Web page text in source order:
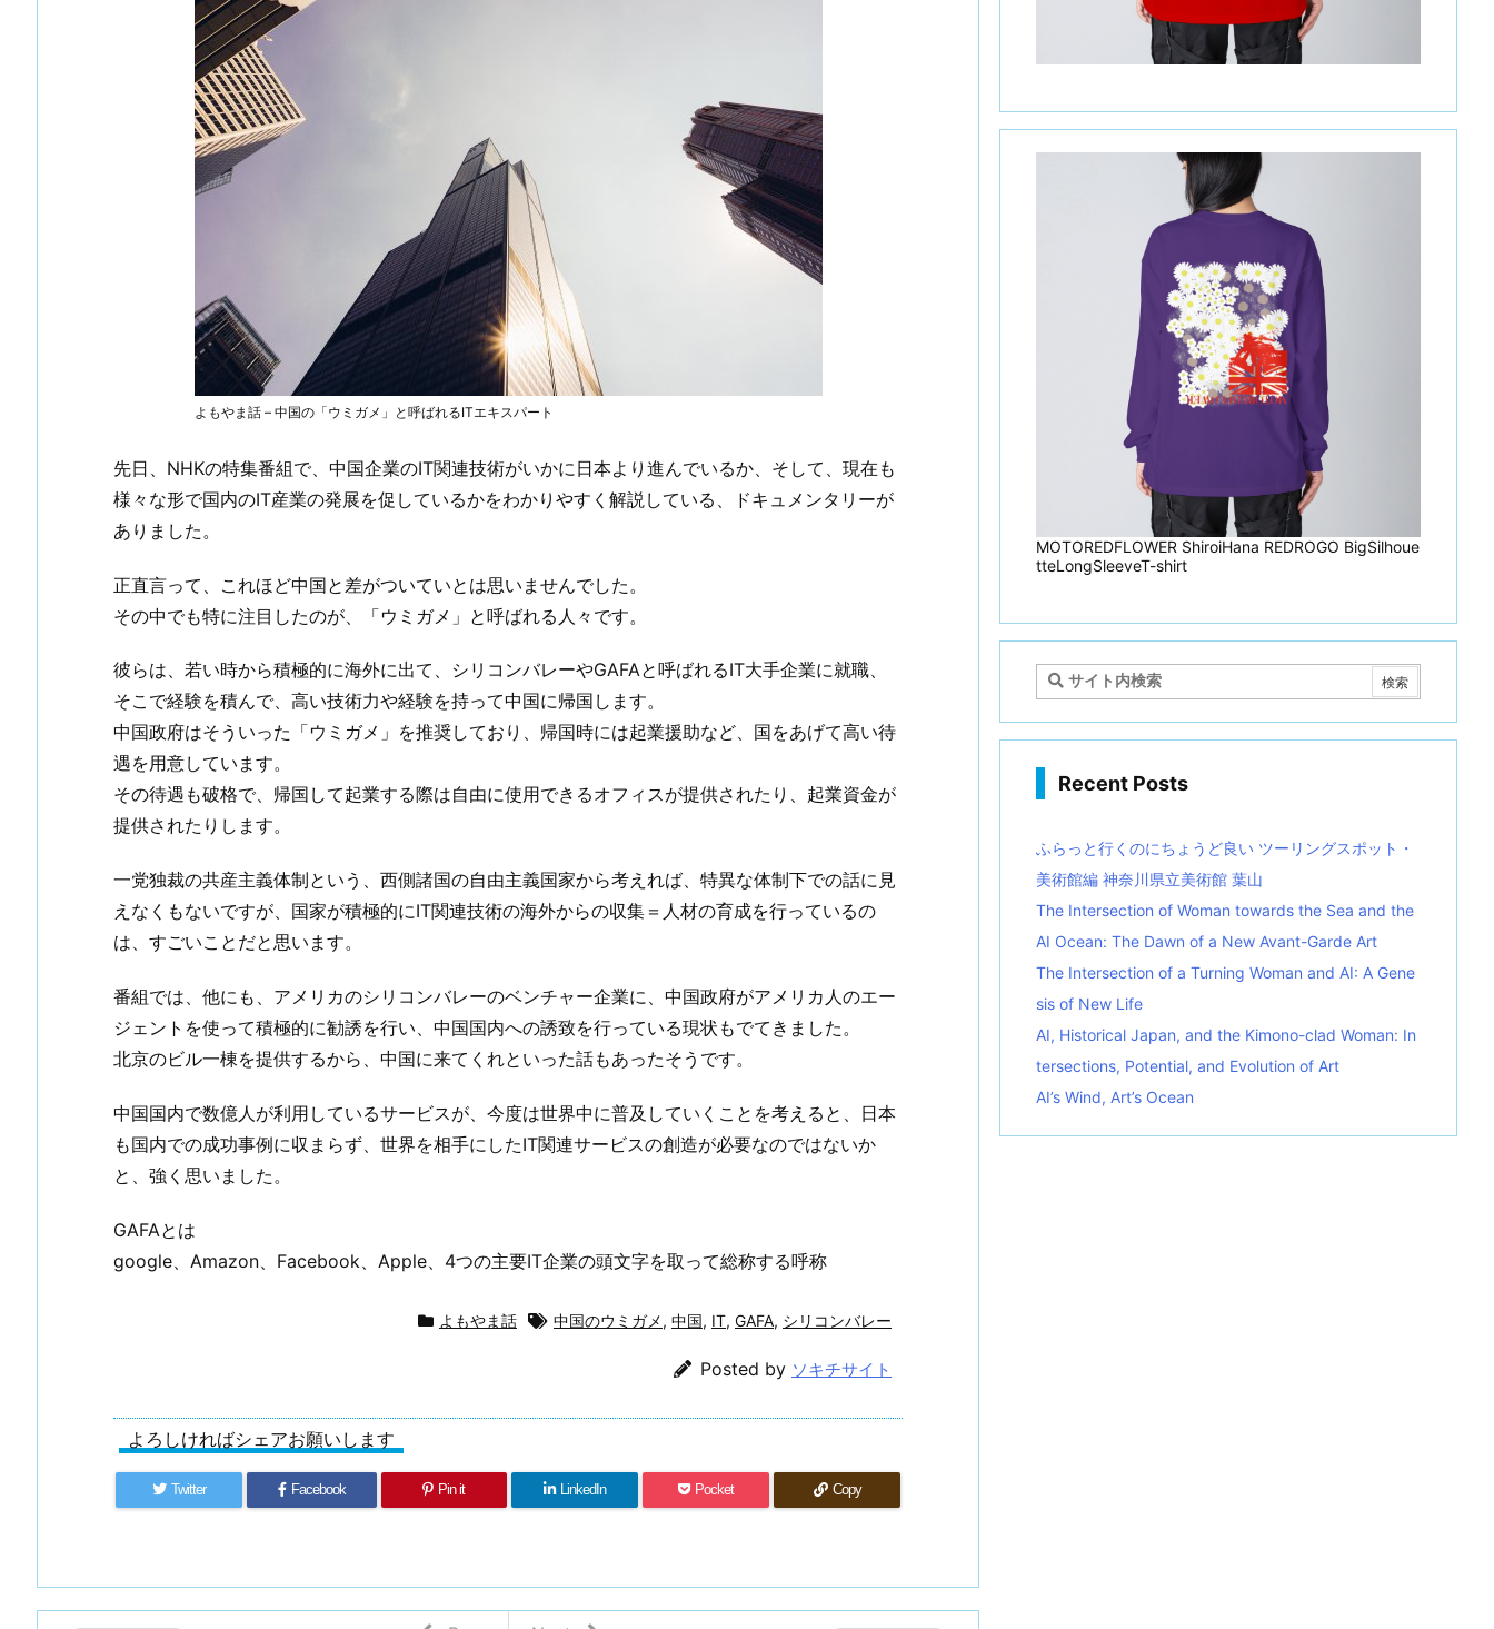
よもやま話 – 中国の「ウミガメ」と呼ばれるITエキスパート
先日、NHKの特集番組で、中国企業のIT関連技術がいかに日本より進んでいるか、そして、現在も
様々な形で国内のIT産業の発展を促しているかをわかりやすく解説している、ドキュメンタリーが
ありました。
正直言って、これほど中国と差がついていとは思いませんでした。
その中でも特に注目したのが、「ウミガメ」と呼ばれる人々です。
彼らは、若い時から積極的に海外に出て、シリコンバレーやGAFAと呼ばれるIT大手企業に就職、
そこで経験を積んで、高い技術力や経験を持って中国に帰国します。
中国政府はそういった「ウミガメ」を推奨しており、帰国時には起業援助など、国をあげて高い待
遇を用意しています。
その待遇も破格で、帰国して起業する際は自由に使用できるオフィスが提供されたり、起業資金が
提供されたりします。
一党独裁の共産主義体制という、西側諸国の自由主義国家から考えれば、特異な体制下での話に見
えなくもないですが、国家が積極的にIT関連技術の海外からの収集＝人材の育成を行っているの
は、すごいことだと思います。
番組では、他にも、アメリカのシリコンバレーのベンチャー企業に、中国政府がアメリカ人のエー
ジェントを使って積極的に勧誘を行い、中国国内への誘致を行っている現状もでてきました。
北京のビル一棟を提供するから、中国に来てくれといった話もあったそうです。
中国国内で数億人が利用しているサービスが、今度は世界中に普及していくことを考えると、日本
も国内での成功事例に収まらず、世界を相手にしたIT関連サービスの創造が必要なのではないか
と、強く思いました。
GAFAとは
google、Amazon、Facebook、Apple、4つの主要IT企業の頭文字を取って総称する呼称
よもやま話 中国のウミガメ, 中国, IT, GAFA, シリコンバレー
Posted by ソキチサイト
よろしければシェアお願いします
Twitter Facebook Pin it LinkedIn Pocket Copy
MOTOREDFLOWER ShiroiHana REDROGO BigSilhoue
tteLongSleeveT-shirt
Recent Posts
ふらっと行くのにちょうど良い ツーリングスポット・
美術館編 神奈川県立美術館 葉山
The Intersection of Woman towards the Sea and the
AI Ocean: The Dawn of a New Avant-Garde Art
The Intersection of a Turning Woman and AI: A Gene
sis of New Life
AI, Historical Japan, and the Kimono-clad Woman: In
tersections, Potential, and Evolution of Art
AI’s Wind, Art’s Ocean